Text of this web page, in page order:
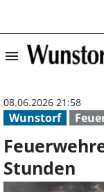
menu
Wunstorf
08.06.2026 21:58
Stunden